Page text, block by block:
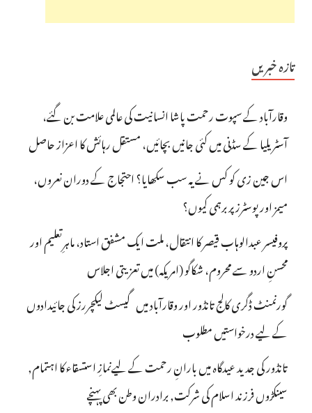
تازہ خبریں
وقارآباد کے سپوت رحمت پاشا انسانیت کی عالمی علامت بن گئے،
آسٹریلیا کے سڈنی میں کئی جانیں بچائیں، مستقل رہائش کا اعزاز حاصل
اس جین زی کو کس نے یہ سب سکھایا؟ احتجاج کے دوران نعروں،
میمز اور پوسٹرز پر برہمی کیوں؟
پروفیسر عبدالوہاب قیصر کا انتقال، ملت ایک مشفق استاد، ماہرِتعلیم اور
محسنِ اردو سے محروم، شکاگو (امریکہ) میں تعزیتی اجلاس
گورنمنٹ ڈگری کالج تانڈور اور وقارآباد میں گیسٹ لیکچررز کی جائیدادوں
کے لیے درخواستیں مطلوب
تانڈور کی جدید عیدگاہ میں بارانِ رحمت کے لیےنمازِ استسقاء کا اہتمام,
سینکڑوں فرزند اسلام کی شرکت, برادران وطن بھی پہنچے